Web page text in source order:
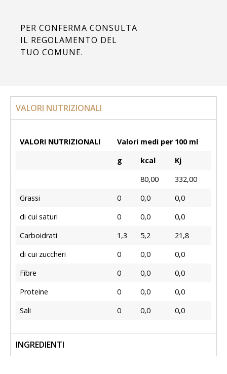
PER CONFERMA CONSULTA
IL REGOLAMENTO DEL
TUO COMUNE.
VALORI NUTRIZIONALI
VALORI NUTRIZIONALI
Valori medi per 100 ml
g
kcal
Kj
80,00
332,00
Grassi
0 0,0
0,0
di cui saturi
0 0,0
0,0
Carboidrati
1,3 5,2
21,8
di cui zuccheri
0 0,0
0,0
Fibre
0 0,0
0,0
Proteine
0 0,0
0,0
Sali
0 0,0 0,0
INGREDIENTI